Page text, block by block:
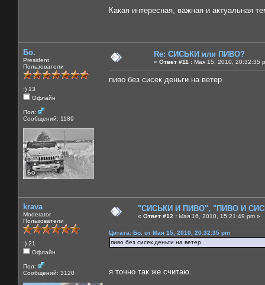
Какая интересная, важная и актуальная
Бо.
President
Пользователи
:) 13
Офлайн
Пол:
Сообщений: 1189
Re: СИСЬКИ или ПИВО?
« Ответ #11 : Мая 15, 2010, 20:32:35
пиво без сисек деньги на ветер
krava
Moderator
Пользователи
:) 21
Офлайн
Пол:
Сообщений: 3120
"СИСЬКИ И ПИВО", "ПИВО И
« Ответ #12 : Мая 16, 2010, 15:21:49 pm »
Цитата: Бо. от Мая 15, 2010, 20:32:35 pm
пиво без сисек деньги на ветер
я точно так же считаю.